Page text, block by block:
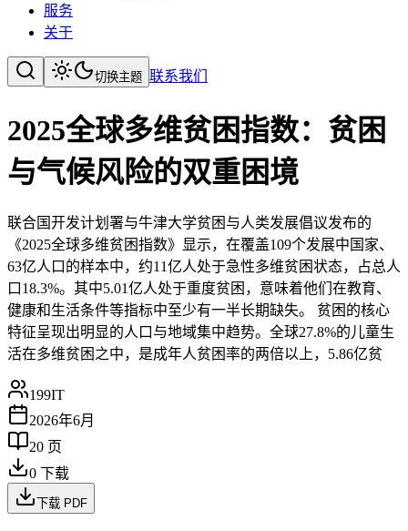
服务
关于
切换主题 联系我们
2025全球多维贫困指数：贫困
与气候风险的双重困境
联合国开发计划署与牛津大学贫困与人类发展倡议发布的
《2025全球多维贫困指数》显示，在覆盖109个发展中国家、
63亿人口的样本中，约11亿人处于急性多维贫困状态，占总人
口18.3%。其中5.01亿人处于重度贫困，意味着他们在教育、
健康和生活条件等指标中至少有一半长期缺失。 贫困的核心
特征呈现出明显的人口与地域集中趋势。全球27.8%的儿童生
活在多维贫困之中，是成年人贫困率的两倍以上，5.86亿贫
199IT
2026年6月
20 页
0 下载
下载 PDF